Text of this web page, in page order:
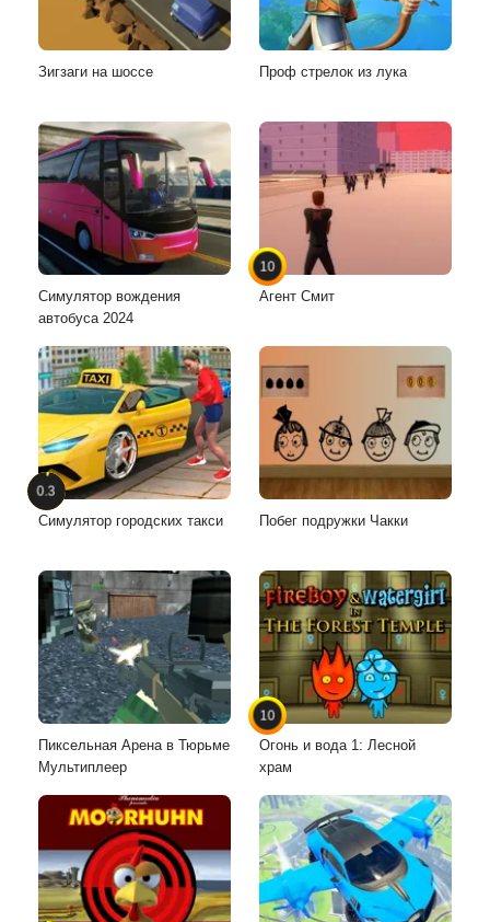
Зигзаги на шоссе Проф стрелок из лука
Симулятор вождения
автобуса 2024
10
Агент Смит
0.3
Симулятор городских такси Побег подружки Чакки
Пиксельная Арена в Тюрьме
Мультиплеер
10
Огонь и вода 1: Лесной
храм